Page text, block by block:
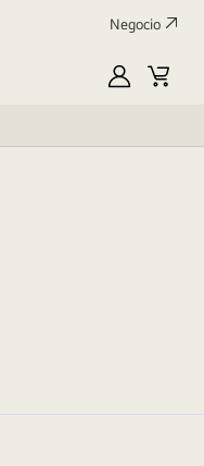
Negocio
Mi